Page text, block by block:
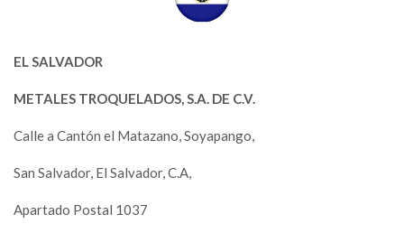
EL SALVADOR
METALES TROQUELADOS, S.A. DE C.V.
Calle a Cantón el Matazano, Soyapango,
San Salvador, El Salvador, C.A,
Apartado Postal 1037